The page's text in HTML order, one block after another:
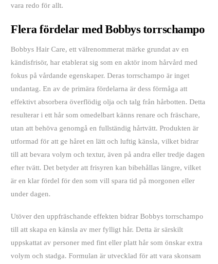
vara redo för allt.
Flera fördelar med Bobbys torrschampo
Bobbys Hair Care, ett välrenommerat märke grundat av en
kändisfrisör, har etablerat sig som en aktör inom hårvård med
fokus på vårdande egenskaper. Deras torrschampo är inget
undantag. En av de primära fördelarna är dess förmåga att
effektivt absorbera överflödig olja och talg från hårbotten. Detta
resulterar i ett hår som omedelbart känns renare och fräschare,
utan att behöva genomgå en fullständig hårtvätt. Produkten är
utformad för att ge håret en lätt och luftig känsla, vilket bidrar
till att bevara volym och textur, även på andra eller tredje dagen
efter tvätt. Det betyder att frisyren kan bibehållas längre, vilket
är en klar fördel för den som vill spara tid på morgonen eller
under dagen.
Utöver den uppfräschande effekten bidrar Bobbys torrschampo
till att skapa en känsla av mer fylligt hår. Detta är särskilt
uppskattat av personer med fint eller platt hår som önskar extra
volym och stadga. Formulan är utvecklad för att vara skonsam